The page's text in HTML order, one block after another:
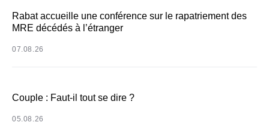
Rabat accueille une conférence sur le rapatriement des
MRE décédés à l’étranger
07.08.26
Couple : Faut-il tout se dire ?
05.08.26